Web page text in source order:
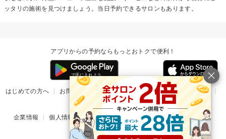
ッタリの施術を見つけましょう。当日予約できるサロンもあります。
アプリからの予約ならもっとおトクで便利！
はじめての方へ お問い合わせ ヘルプ リリース情報
利用規約
掲載ご希望のサロン様
企業情報 個人情報保護方針 楽天のサービス一覧 アプリ一覧
© Rakuten Group, Inc.